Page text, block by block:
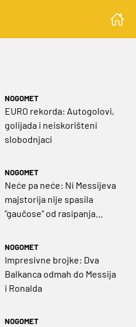
NOGOMET
EURO rekorda: Autogolovi,
golijada i neiskorišteni
slobodnjaci
NOGOMET
Neće pa neće: Ni Messijeva
majstorija nije spasila
"gaučose" od rasipanja
NOGOMET
Impresivne brojke: Dva
Balkanca odmah do Messija
i Ronalda
NOGOMET